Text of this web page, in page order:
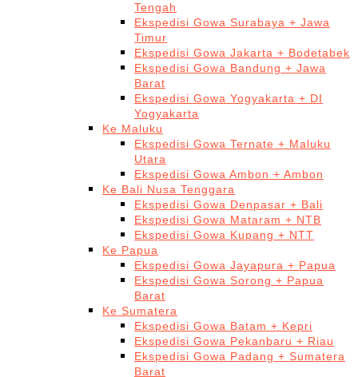
Tengah
Ekspedisi Gowa Surabaya + Jawa
Timur
Ekspedisi Gowa Jakarta + Bodetabek
Ekspedisi Gowa Bandung + Jawa
Barat
Ekspedisi Gowa Yogyakarta + DI
Yogyakarta
Ke Maluku
Ekspedisi Gowa Ternate + Maluku
Utara
Ekspedisi Gowa Ambon + Ambon
Ke Bali Nusa Tenggara
Ekspedisi Gowa Denpasar + Bali
Ekspedisi Gowa Mataram + NTB
Ekspedisi Gowa Kupang + NTT
Ke Papua
Ekspedisi Gowa Jayapura + Papua
Ekspedisi Gowa Sorong + Papua
Barat
Ke Sumatera
Ekspedisi Gowa Batam + Kepri
Ekspedisi Gowa Pekanbaru + Riau
Ekspedisi Gowa Padang + Sumatera
Barat